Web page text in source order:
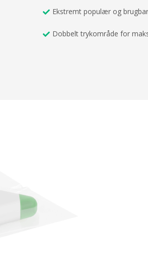
Ekstremt populær og
Dobbelt trykområde for